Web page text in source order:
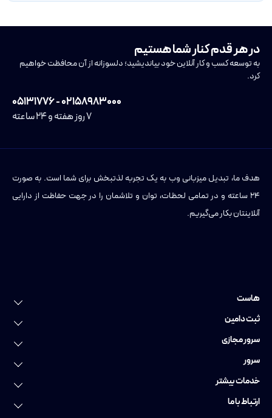
در هر قدم کنار شما هستیم
به توسعه کسب و کار آنلاین خود بیاندیشید؛ دلسوزانه از آن محافظت خواهیم
کرد.
۰۲۱۵۸۹۸۳۰۰۰ - ۰۵۱۳۱۷۷۶
۷ روز هفته و ۲۴ ساعته
هدف ما، تبدیل میزبانی وب به یک تجربه لذتبخش برای شما است. به صورت
۲۴ ساعته و در تمامی لحظات، توان و تلاشمان را در جهت حفاظت از دارایی
آنلاینتان بکار می‌گیریم.
هاست
هاست لینوکس
هاست وردپرس
هاست ویندوز
هاست پایتون
هاست ووکامرس
ثبت دامین
ثبت دامنه عمومی
ثبت دامنه ایرانی
ثبت دامنه فارسی
رزرو دامنه
سرور مجازی
سرور مجازی ایران
سرور مجازی اروپا
سرور مجازی گرافیکی
سرور
سرور اختصاصی ایران
سرور اختصاصی آلمان
خدمات بیشتر
سایت ساز
ارتباط با ما